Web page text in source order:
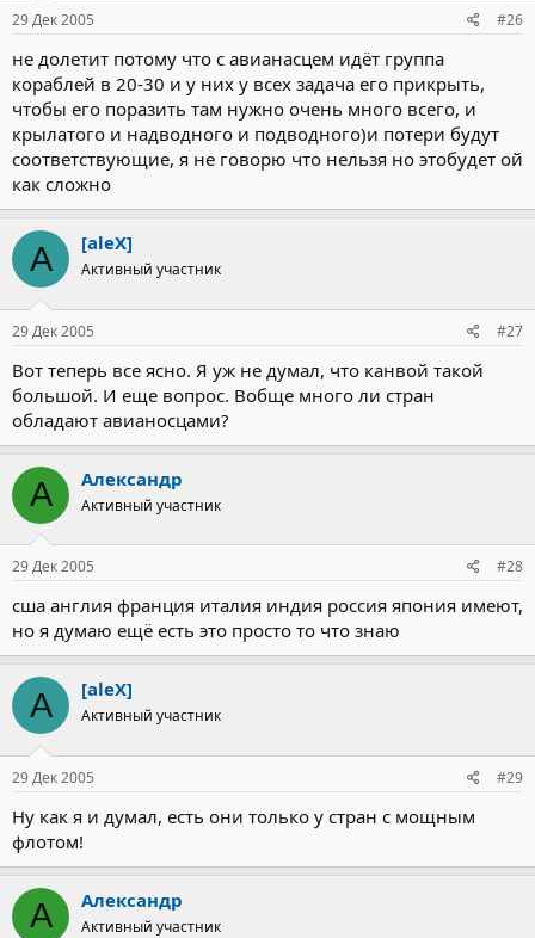
29 Дек 2005 #26
не долетит потому что с авианасцем идёт группа
кораблей в 20-30 и у них у всех задача его прикрыть,
чтобы его поразить там нужно очень много всего, и
крылатого и надводного и подводного)и потери будут
соответствующие, я не говорю что нельзя но этобудет ой
как сложно
A [aleX]
Активный участник
29 Дек 2005 #27
Вот теперь все ясно. Я уж не думал, что канвой такой
большой. И еще вопрос. Вобще много ли стран
обладают авианосцами?
А Александр
Активный участник
29 Дек 2005 #28
сша англия франция италия индия россия япония имеют,
но я думаю ещё есть это просто то что знаю
A [aleX]
Активный участник
29 Дек 2005 #29
Ну как я и думал, есть они только у стран с мощным
флотом!
А Александр
Активный участник